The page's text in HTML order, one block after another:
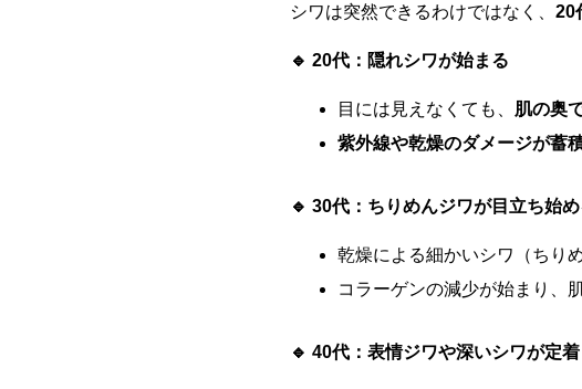
シワは突然できるわけではなく、 20
🔹 20代：隠れシワが始まる
目には見えなくても、 肌の奥
紫外線や乾燥のダメージが蓄
🔹 30代：ちりめんジワが目立ち始
乾燥による細かいシワ（ちり
コラーゲンの減少が始まり、
🔹 40代：表情ジワや深いシワが定